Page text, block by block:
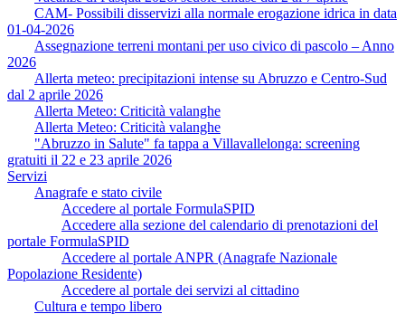
CAM- Possibili disservizi alla normale erogazione idrica in data
01-04-2026
Assegnazione terreni montani per uso civico di pascolo – Anno
2026
Allerta meteo: precipitazioni intense su Abruzzo e Centro-Sud
dal 2 aprile 2026
Allerta Meteo: Criticità valanghe
Allerta Meteo: Criticità valanghe
"Abruzzo in Salute" fa tappa a Villavallelonga: screening
gratuiti il 22 e 23 aprile 2026
Servizi
Anagrafe e stato civile
Accedere al portale FormulaSPID
Accedere alla sezione del calendario di prenotazioni del
portale FormulaSPID
Accedere al portale ANPR (Anagrafe Nazionale
Popolazione Residente)
Accedere al portale dei servizi al cittadino
Cultura e tempo libero